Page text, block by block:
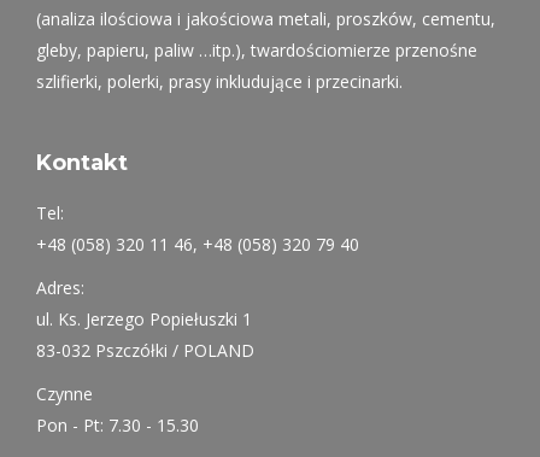
(analiza ilościowa i jakościowa metali, proszków, cementu,
gleby, papieru, paliw …itp.), twardościomierze przenośne
szlifierki, polerki, prasy inkludujące i przecinarki.
Kontakt
Tel:
+48 (058) 320 11 46, +48 (058) 320 79 40
Adres:
ul. Ks. Jerzego Popiełuszki 1
83-032 Pszczółki / POLAND
Czynne
Pon - Pt: 7.30 - 15.30